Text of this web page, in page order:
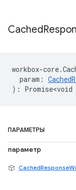
Cached
workbox-core.
param :
) : Promise<void
ПАРАМЕТРЫ
параметр